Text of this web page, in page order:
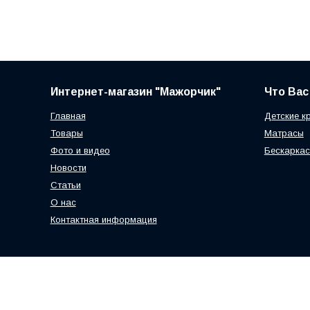
Интернет-магазин "Мажорчик"
Главная
Товары
Фото и видео
Новости
Статьи
О нас
Контактная информация
Что
Детские
Матрасы